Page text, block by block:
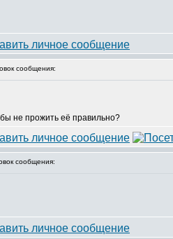
сообщения:
не прожить её правильно?
сообщения: